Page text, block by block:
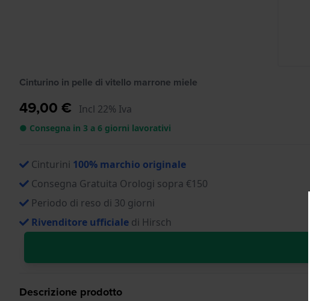
Cinturino in pelle di vitello marrone miele
49,00 € Incl 22% Iva
● Consegna in 3 a 6 giorni lavorativi
Cinturini 100% marchio originale
Consegna Gratuita Orologi sopra €150
Periodo di reso di 30 giorni
Rivenditore ufficiale di Hirsch
Descrizione prodotto